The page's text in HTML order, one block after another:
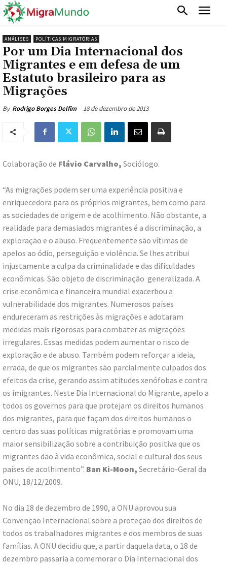
ANÁLISES POLÍTICAS MIGRATÓRIAS
Por um Dia Internacional dos
Migrantes e em defesa de um
Estatuto brasileiro para as
Migrações
By Rodrigo Borges Delfim 18 de dezembro de 2013
Colaboração de Flávio Carvalho, Sociólogo.
“As migrações podem ser uma experiência positiva e
enriquecedora para os próprios migrantes, bem como para
as sociedades de origem e de acolhimento. Não obstante, a
realidade para demasiados migrantes é a discriminação, a
exploração e o abuso. Freqüentemente são vítimas de
apelos ao ódio, perseguição e violência. Se lhes atribui
injustamente a culpa da criminalidade e das dificuldades
econômicas. São objeto de discriminação generalizada. A
crise econômica e financeira mundial exacerbou a
vulnerabilidade dos migrantes. Numerosos países
endureceram as restrições às migrações e adotaram
medidas mais rigorosas para combater as migrações
irregulares. Essas medidas podem aumentar o risco de
exploração e de abuso. Também podem reforçar a ideia,
errada, de que os migrantes são parcialmente culpados dos
efeitos da crise, gerando assim atitudes xenófobas e contra
os imigrantes. Neste Dia Internacional do Migrante, apelo a
todos os governos para que protejam os direitos humanos
dos migrantes, para que façam dos direitos humanos o
centro das suas políticas migratórias e promovam uma
maior sensibilização sobre a contribuição positiva que os
migrantes dão à vida econômica, social e cultural dos seus
países de acolhimento”. Ban Ki-Moon, Secretário-Geral da
ONU, 18/12/2009.
No dia 18 de dezembro de 1990, a ONU aprovou sua
Convenção Internacional sobre a proteção dos direitos de
todos os trabalhadores migrantes e dos membros de suas
famílias. A ONU decidiu que, a partir daquela data, o 18 de
dezembro passaria a comemorar o Dia Internacional dos